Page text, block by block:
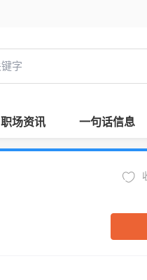
职场资讯 一句话信息